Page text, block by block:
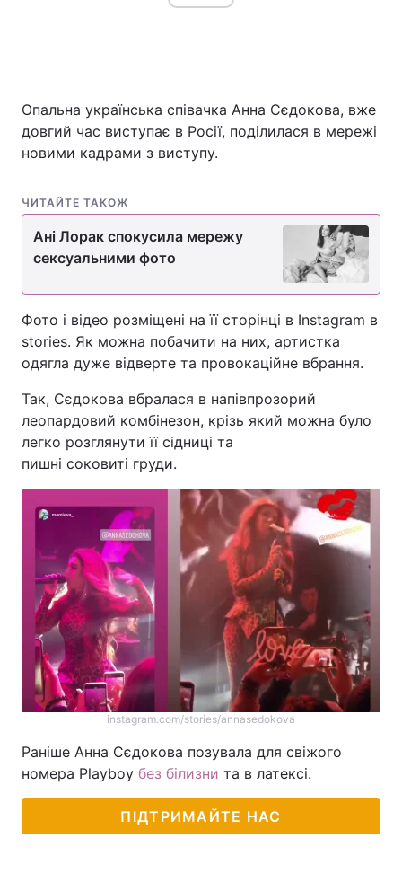
Опальна українська співачка Анна Сєдокова, вже
довгий час виступає в Росії, поділилася в мережі
новими кадрами з виступу.
ЧИТАЙТЕ ТАКОЖ
Ані Лорак спокусила мережу
сексуальними фото
Фото і відео розміщені на її сторінці в Instagram в
stories. Як можна побачити на них, артистка
одягла дуже відверте та провокаційне вбрання.
Так, Сєдокова вбралася в напівпрозорий
леопардовий комбінезон, крізь який можна було
легко розглянути її сідниці та
пишні соковиті груди.
instagram.com/stories/annasedokova
Раніше Анна Сєдокова позувала для свіжого
номера Playboy без білизни та в латексі.
ПІДТРИМАЙТЕ НАС